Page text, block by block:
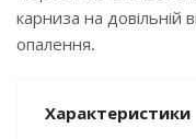
карниза на довільній
опалення.
Характеристики